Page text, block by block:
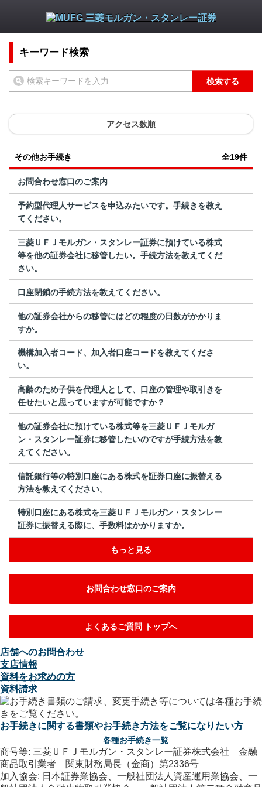
キーワード検索
検索する
アクセス数順
その他お手続き 全19件
お問合わせ窓口のご案内
予約型代理人サービスを申込みたいです。手続きを教え
てください。
三菱ＵＦＪモルガン・スタンレー証券に預けている株式
等を他の証券会社に移管したい。手続方法を教えてくだ
さい。
口座閉鎖の手続方法を教えてください。
他の証券会社からの移管にはどの程度の日数がかかりま
すか。
機構加入者コード、加入者口座コードを教えてくださ
い。
高齢のため子供を代理人として、口座の管理や取引きを
任せたいと思っていますが可能ですか？
他の証券会社に預けている株式等を三菱ＵＦＪモルガ
ン・スタンレー証券に移管したいのですが手続方法を教
えてください。
信託銀行等の特別口座にある株式を証券口座に振替える
方法を教えてください。
特別口座にある株式を三菱ＵＦＪモルガン・スタンレー
証券に振替える際に、手数料はかかりますか。
もっと見る
お問合わせ窓口のご案内
よくあるご質問 トップへ
店舗へのお問合わせ
支店情報
資料をお求めの方
資料請求
お手続きに関する書類やお手続き方法をご覧になりたい方
各種お手続き一覧
商号等: 三菱ＵＦＪモルガン・スタンレー証券株式会社 金融
商品取引業者 関東財務局長（金商）第2336号
加入協会: 日本証券業協会、一般社団法人資産運用業協会、一